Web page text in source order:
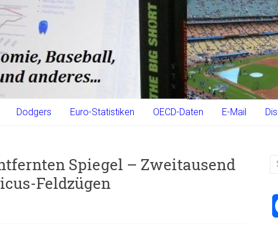
Dodgers Euro-Statistiken OECD-Daten E-Mail
Spiegel – Zweitausend
Feldzügen